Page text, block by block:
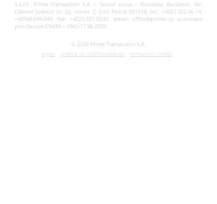
S.S.I.F. Prime Transaction S.A. – Sediul social – Romania, Bucuresti, Str.
Caloian Judetul nr. 22, sector 3, Cod Postal 031114; tel.: +4021.322.46.14,
+40749.044.044, fax: +4021.321.59.81, email: office@primet.ro autorizata
prin Decizia CNVM – 1841/17.06.2003;
© 2026 Prime Transaction S.A.
legale
politica de confidentialitate termeni si conditii